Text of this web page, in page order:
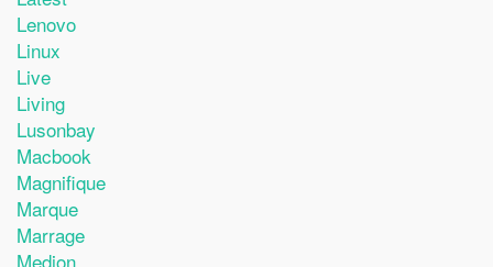
Lenovo
Linux
Live
Living
Lusonbay
Macbook
Magnifique
Marque
Marrage
Medion